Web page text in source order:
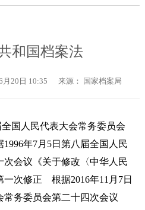
和国档案法
月20日 10:35 来源： 国家档案局
全国人民代表大会常务委员会
年7月5日第八届全国人民
会议《关于修改〈中华人民
一次修正 根据2016年11月7日
务委员会第二十四次会议